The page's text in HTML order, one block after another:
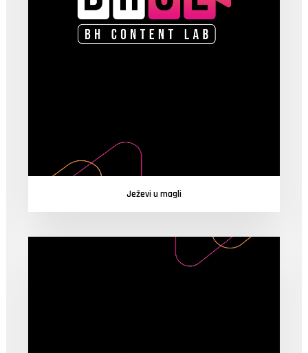
Ježevi u magli